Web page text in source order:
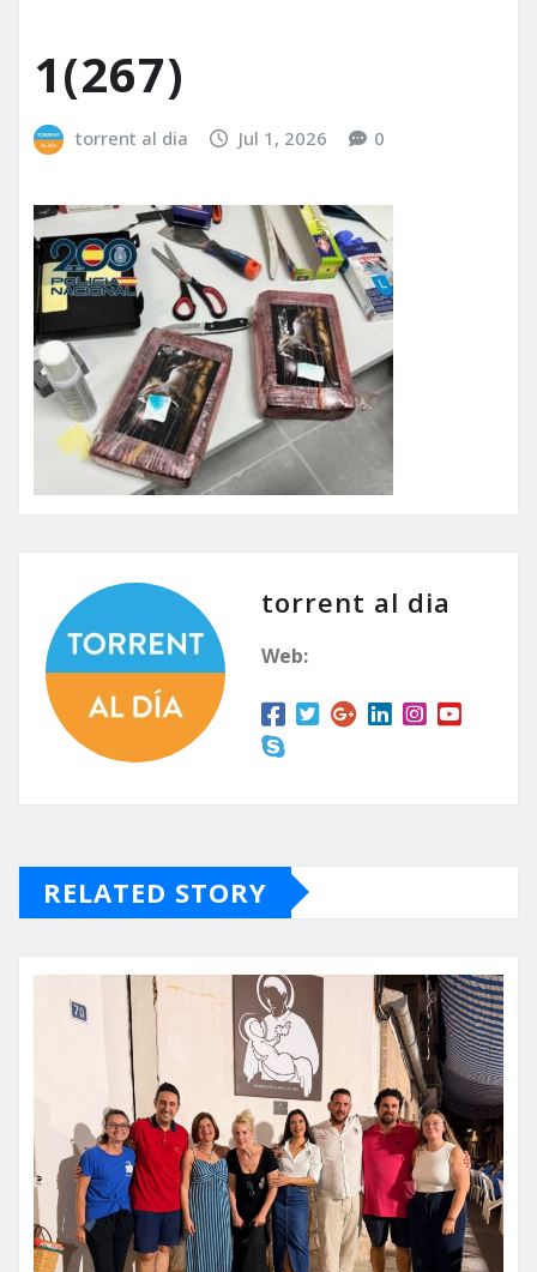
1(267)
torrent al dia Jul 1, 2026 0
torrent al dia
Web:
RELATED STORY